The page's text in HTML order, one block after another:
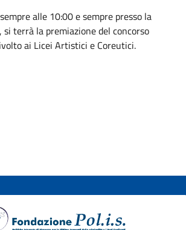
alle 10:00 e sempre presso la
terrà la premiazione del concorso
ai Licei Artistici e Coreutici.